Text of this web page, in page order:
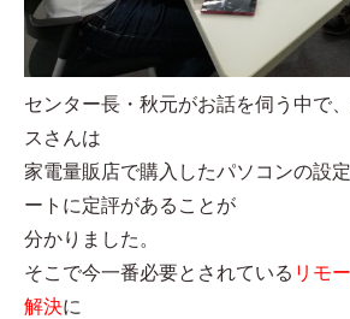
センター長・秋元がお話を伺う中で
スさんは
家電量販店で購入したパソコンの設
ートに定評があることが
分かりました。
そこで今一番必要とされている リモ
解決に